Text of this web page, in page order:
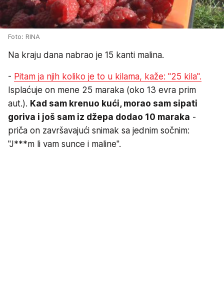
Foto: RINA
Na kraju dana nabrao je 15 kanti malina.
- Pitam ja njih koliko je to u kilama, kaže: "25 kila".
Isplaćuje on mene 25 maraka (oko 13 evra prim
aut.). Kad sam krenuo kući, morao sam sipati
goriva i još sam iz džepa dodao 10 maraka -
priča on završavajući snimak sa jednim sočnim:
"J***m li vam sunce i maline".